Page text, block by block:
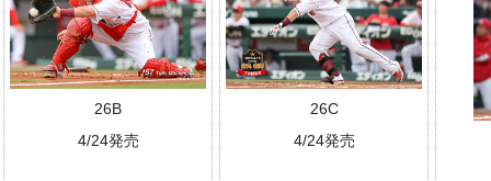
26B
4/24発売
26C
4/24発売